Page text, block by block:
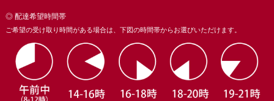
◎ 配達希望時間帯
ご希望の受け取り時間がある場合は、下図の時間帯からお選びいただけます。